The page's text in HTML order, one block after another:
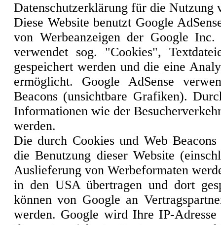
Datenschutzerklärung für die Nutzung
Diese Website benutzt Google
von Werbeanzeigen der Google
verwendet sog. "Cookies",
gespeichert werden und die eine
ermöglicht. Google AdSense
Beacons (unsichtbare Grafiken).
Informationen wie der
werden.
Die durch Cookies und Web
die Benutzung dieser Website
Auslieferung von Werbeformaten
in den USA übertragen und dort
können von Google an
werden. Google wird Ihre IP-